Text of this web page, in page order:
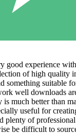
good experience
of high quality
something suitable
well downloads
is much better than
useful for
plenty of
be difficult to